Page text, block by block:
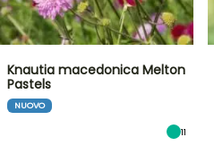
Knautia macedonica Melton
Pastels
NUOVO
11